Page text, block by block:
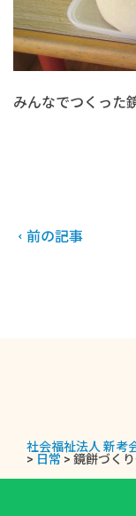
みんなでつくった
前の記事
社会福祉法人 新考
> 日常 > 鏡餅づく